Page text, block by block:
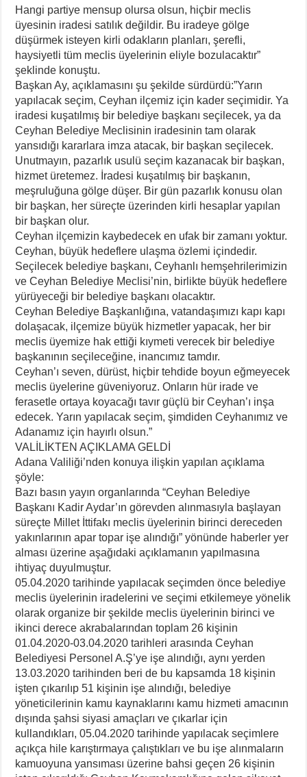
Hangi partiye mensup olursa olsun, hiçbir meclis
üyesinin iradesi satılık değildir. Bu iradeye gölge
düşürmek isteyen kirli odakların planları, şerefli,
haysiyetli tüm meclis üyelerinin eliyle bozulacaktır”
şeklinde konuştu.
Başkan Ay, açıklamasını şu şekilde sürdürdü:”Yarın
yapılacak seçim, Ceyhan ilçemiz için kader seçimidir. Ya
iradesi kuşatılmış bir belediye başkanı seçilecek, ya da
Ceyhan Belediye Meclisinin iradesinin tam olarak
yansıdığı kararlara imza atacak, bir başkan seçilecek.
Unutmayın, pazarlık usulü seçim kazanacak bir başkan,
hizmet üretemez. İradesi kuşatılmış bir başkanın,
meşruluğuna gölge düşer. Bir gün pazarlık konusu olan
bir başkan, her süreçte üzerinden kirli hesaplar yapılan
bir başkan olur.
Ceyhan ilçemizin kaybedecek en ufak bir zamanı yoktur.
Ceyhan, büyük hedeflere ulaşma özlemi içindedir.
Seçilecek belediye başkanı, Ceyhanlı hemşehrilerimizin
ve Ceyhan Belediye Meclisi’nin, birlikte büyük hedeflere
yürüyeceği bir belediye başkanı olacaktır.
Ceyhan Belediye Başkanlığına, vatandaşımızı kapı kapı
dolaşacak, ilçemize büyük hizmetler yapacak, her bir
meclis üyemize hak ettiği kıymeti verecek bir belediye
başkanının seçileceğine, inancımız tamdır.
Ceyhan’ı seven, dürüst, hiçbir tehdide boyun eğmeyecek
meclis üyelerine güveniyoruz. Onların hür irade ve
ferasetle ortaya koyacağı tavır güçlü bir Ceyhan’ı inşa
edecek. Yarın yapılacak seçim, şimdiden Ceyhanımız ve
Adanamız için hayırlı olsun.”
VALİLİKTEN AÇIKLAMA GELDİ
Adana Valiliği’nden konuya ilişkin yapılan açıklama
şöyle:
Bazı basın yayın organlarında “Ceyhan Belediye
Başkanı Kadir Aydar’ın görevden alınmasıyla başlayan
süreçte Millet İttifakı meclis üyelerinin birinci dereceden
yakınlarının apar topar işe alındığı” yönünde haberler yer
alması üzerine aşağıdaki açıklamanın yapılmasına
ihtiyaç duyulmuştur.
05.04.2020 tarihinde yapılacak seçimden önce belediye
meclis üyelerinin iradelerini ve seçimi etkilemeye yönelik
olarak organize bir şekilde meclis üyelerinin birinci ve
ikinci derece akrabalarından toplam 26 kişinin
01.04.2020-03.04.2020 tarihleri arasında Ceyhan
Belediyesi Personel A.Ş’ye işe alındığı, aynı yerden
13.03.2020 tarihinden beri de bu kapsamda 18 kişinin
işten çıkarılıp 51 kişinin işe alındığı, belediye
yöneticilerinin kamu kaynaklarını kamu hizmeti amacının
dışında şahsi siyasi amaçları ve çıkarlar için
kullandıkları, 05.04.2020 tarihinde yapılacak seçimlere
açıkça hile karıştırmaya çalıştıkları ve bu işe alınmaların
kamuoyuna yansıması üzerine bahsi geçen 26 kişinin